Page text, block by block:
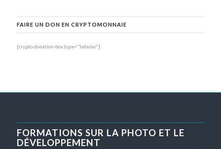
FAIRE UN DON EN CRYPTOMONNAIE
[crypto-donation-box type="tabular"]
FORMATIONS SUR LA PHOTO ET LE
DÉVELOPPEMENT